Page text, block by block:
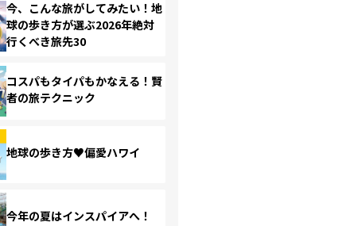
今、こんな旅がしてみたい！地
球の歩き方が選ぶ2026年絶対
行くべき旅先30
コスパもタイパもかなえる！賢
者の旅テクニック
地球の歩き方♥偏愛ハワイ
今年の夏はインスパイアへ！